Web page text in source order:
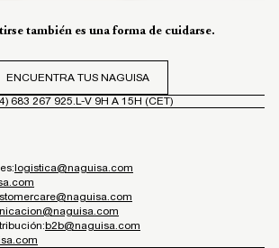
también es una forma de cuidarse.
ENCUENTRA TUS NAGUISA
683 267 925.L-V 9H A 15H (CET)
logistica@naguisa.com
b2b@naguisa.com